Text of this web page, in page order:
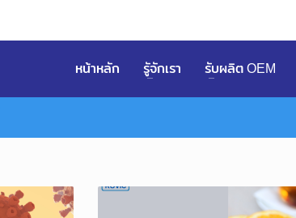
หน้าหลัก รูัจักเรา รับผลิต OEM